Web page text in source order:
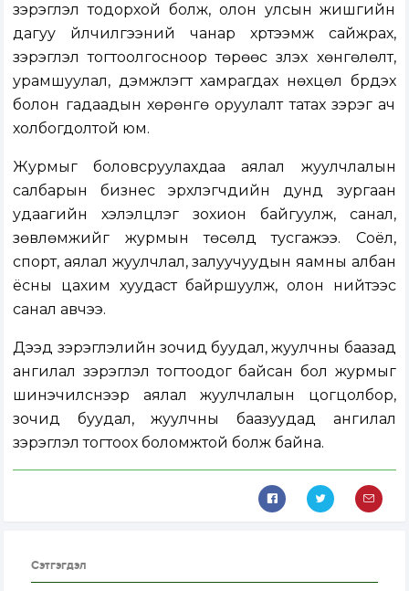
зэрэглэл тодорхой болж, олон улсын жишгийн
дагуу үйлчилгээний чанар хүртээмж сайжрах,
зэрэглэл тогтоолгосноор төрөөс үзүүлэх хөнгөлөлт,
урамшуулал, дэмжлэгт хамрагдах нөхцөл бүрдэх
болон гадаадын хөрөнгө оруулалт татах зэрэг ач
холбогдолтой юм.
Журмыг боловсруулахдаа аялал жуулчлалын
салбарын бизнес эрхлэгчдийн дунд зургаан
удаагийн хэлэлцүүлэг зохион байгуулж, санал,
зөвлөмжийг журмын төсөлд тусгажээ. Соёл,
спорт, аялал жуулчлал, залуучуудын яамны албан
ёсны цахим хуудаст байршуулж, олон нийтээс
санал авчээ.
Дээд зэрэглэлийн зочид буудал, жуулчны баазад
ангилал зэрэглэл тогтоодог байсан бол журмыг
шинэчилснээр аялал жуулчлалын цогцолбор,
зочид буудал, жуулчны баазуудад ангилал
зэрэглэл тогтоох боломжтой болж байна.
Сэтгэгдэл